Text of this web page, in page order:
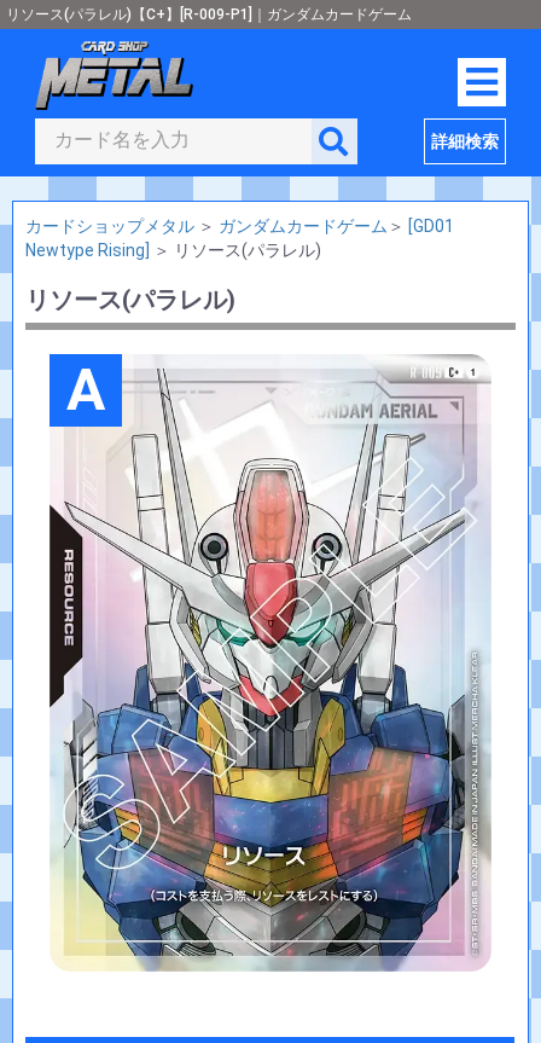
リソース(パラレル)【C+】[R-009-P1]｜ガンダムカードゲーム
詳細検索
カードショップメタル ＞ ガンダムカードゲーム ＞ [GD01
Newtype Rising]
＞ リソース(パラレル)
リソース(パラレル)
A